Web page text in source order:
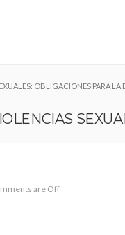
OBLIGACIONES PARA LA
are Off